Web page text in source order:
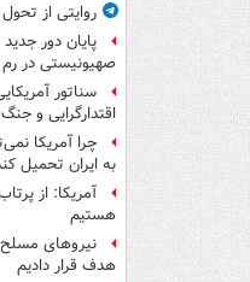
روایتی از
پایان دور
صهیونیستی در رم
سناتور
اقتدارگرایی و
چرا آمریکا
به ایران تحمیل
آمریکا: از
هستیم
نیروهای
هدف قرار دادیم